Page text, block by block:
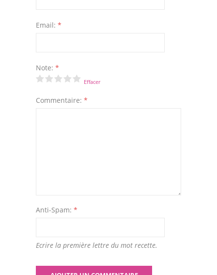
Email: *
Note: *
Effacer
Commentaire: *
Anti-Spam: *
Ecrire la première lettre du mot recette.